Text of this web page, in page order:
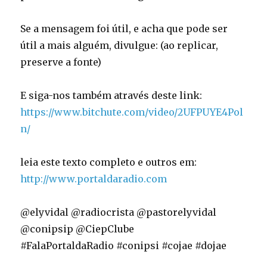
Se a mensagem foi útil, e acha que pode ser
útil a mais alguém, divulgue: (ao replicar,
preserve a fonte)
E siga-nos também através deste link:
https://www.bitchute.com/video/2UFPUYE4Pol
n/
leia este texto completo e outros em:
http://www.portaldaradio.com
@elyvidal @radiocrista @pastorelyvidal
@conipsip @CiepClube
#FalaPortaldaRadio #conipsi #cojae #dojae